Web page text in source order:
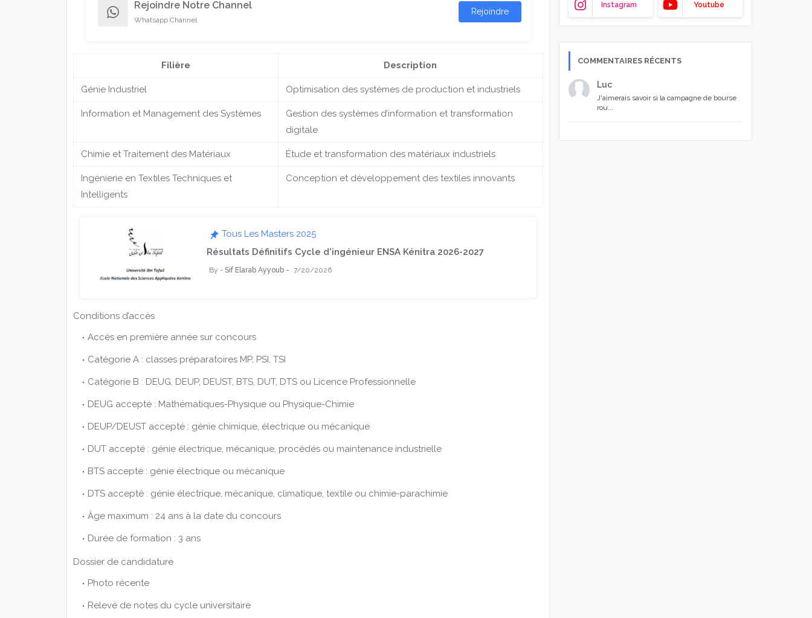
whatsapp
Rejoindre Notre Channel
Whatsapp Channel
Rejoindre
Filière Description
Génie Industriel Optimisation des systèmes de production et industriels
Information et Management des Systèmes
Gestion des systèmes d’information et transformation
digitale
Chimie et Traitement des Matériaux Étude et transformation des matériaux industriels
Ingénierie en Textiles Techniques et
Intelligents
Conception et développement des textiles innovants
Tous Les Masters 2025
Résultats Définitifs Cycle d'ingénieur ENSA Kénitra 2026-2027
Sif Elarab Ayyoub 7/20/2026
Conditions d’accès
Accès en première année sur concours
Catégorie A : classes préparatoires MP, PSI, TSI
Catégorie B : DEUG, DEUP, DEUST, BTS, DUT, DTS ou Licence Professionnelle
DEUG accepté : Mathématiques-Physique ou Physique-Chimie
DEUP/DEUST accepté : génie chimique, électrique ou mécanique
DUT accepté : génie électrique, mécanique, procédés ou maintenance industrielle
BTS accepté : génie électrique ou mécanique
DTS accepté : génie électrique, mécanique, climatique, textile ou chimie-parachimie
Âge maximum : 24 ans à la date du concours
Durée de formation : 3 ans
Dossier de candidature
Photo récente
Relevé de notes du cycle universitaire
Instagram Youtube
COMMENTAIRES RÉCENTS
Luc
J'aimerais savoir si la campagne de bourse
rou...